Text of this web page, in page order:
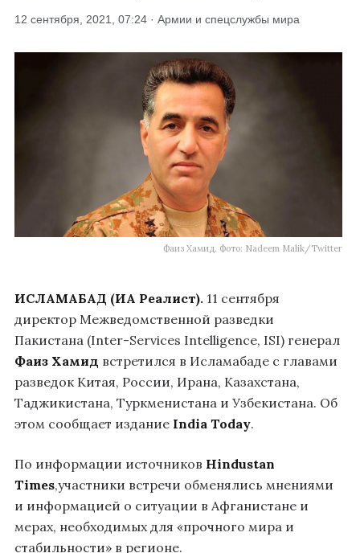
12 сентября, 2021, 07:24 · Армии и спецслужбы мира
Фаиз Хамид. Фото: Nadeem Malik/Twitter
ИСЛАМАБАД (ИА Реалист). 11 сентября
директор Межведомственной разведки
Пакистана (Inter-Services Intelligence, ISI) генерал
Фаиз Хамид встретился в Исламабаде с главами
разведок Китая, России, Ирана, Казахстана,
Таджикистана, Туркменистана и Узбекистана. Об
этом сообщает издание India Today.
По информации источников Hindustan
Times,участники встречи обменялись мнениями
и информацией о ситуации в Афганистане и
мерах, необходимых для «прочного мира и
стабильности» в регионе.